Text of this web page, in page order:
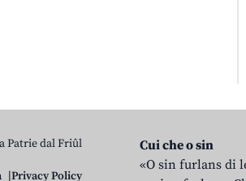
Patrie dal Friûl
Privacy Policy
Cui che o sin
«O sin furlans di